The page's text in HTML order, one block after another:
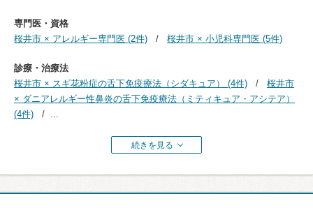
専門医・資格
桜井市 × アレルギー専門医 (2件)
桜井市 × 小児科専門医 (5件)
診療・治療法
桜井市 × スギ花粉症の舌下免疫療法（シダキュア） (4件)
桜井市
× ダニアレルギー性鼻炎の舌下免疫療法（ミティキュア・アシテア）
(4件)
...
続きを見る